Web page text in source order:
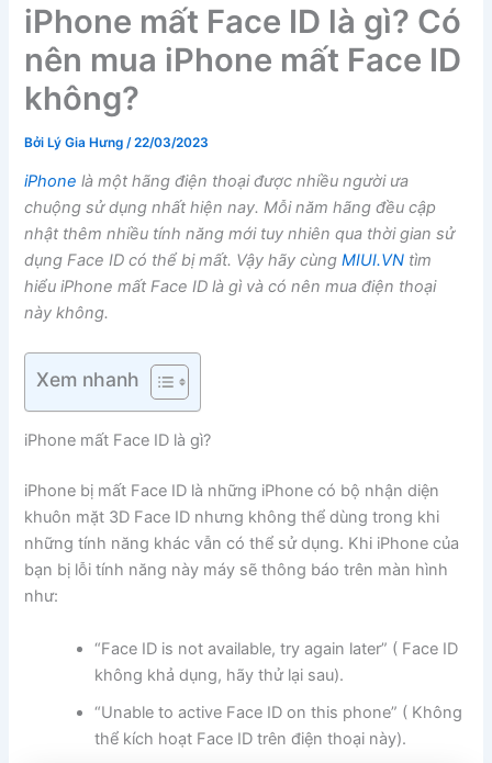
iPhone mất Face ID là gì? Có
nên mua iPhone mất Face ID
không?
Bởi Lý Gia Hưng/22/03/2023
iPhone là một hãng điện thoại được nhiều người ưa
chuộng sử dụng nhất hiện nay. Mỗi năm hãng đều cập
nhật thêm nhiều tính năng mới tuy nhiên qua thời gian sử
dụng Face ID có thể bị mất. Vậy hãy cùngMIUI.VN tìm
hiểu iPhone mất Face ID là gì và có nên mua điện thoại
này không.
Xem nhanh
iPhone mất Face ID là gì?
iPhone bị mất Face ID là những iPhone có bộ nhận diện
khuôn mặt 3D Face ID nhưng không thể dùng trong khi
những tính năng khác vẫn có thể sử dụng. Khi iPhone của
bạn bị lỗi tính năng này máy sẽ thông báo trên màn hình
như:
“Face ID is not available, try again later” ( Face ID
không khả dụng, hãy thử lại sau).
“Unable to active Face ID on this phone” ( Không
thể kích hoạt Face ID trên điện thoại này).